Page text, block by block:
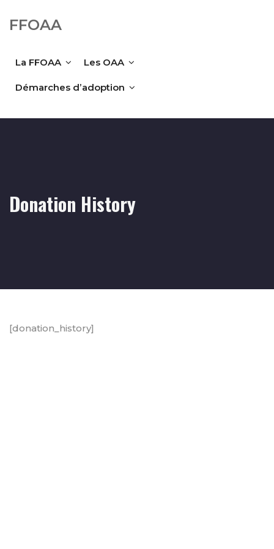
FFOAA
La FFOAA Les OAA
Démarches d’adoption
Donation History
[donation_history]